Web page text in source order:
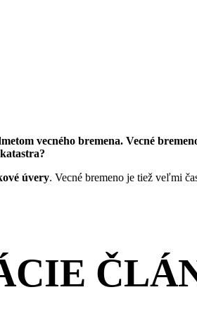
vecného bremena. Vecné
úvery. Vecné bremeno je tiež veľmi